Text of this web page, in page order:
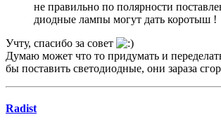
не правильно по полярности
диодные лампы могут дать коротыш !
Учту, спасибо за совет
Думаю может что то придумать и
бы поставить светодиодные, они зараза
Radist